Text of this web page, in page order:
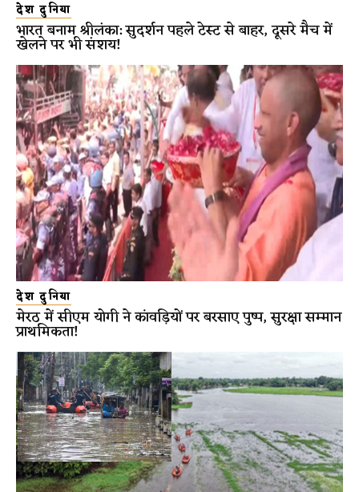
देश दुनिया
भारत बनाम श्रीलंका: सुदर्शन पहले टेस्ट से बाहर, दूसरे मैच में
खेलने पर भी संशय!
देश दुनिया
मेरठ में सीएम योगी ने कांवड़ियों पर बरसाए पुष्प, सुरक्षा सम्मान
प्राथमिकता!